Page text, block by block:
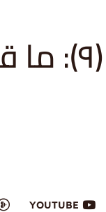
فِ البلكونة
YOUTUBE